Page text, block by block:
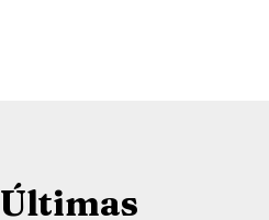
Últimas